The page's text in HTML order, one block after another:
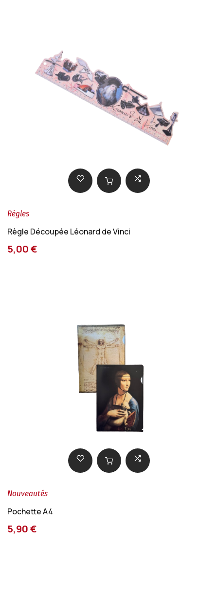
Règles
Règle Découpée Léonard de Vinci
5,00 €
Nouveautés
Pochette A4
5,90 €